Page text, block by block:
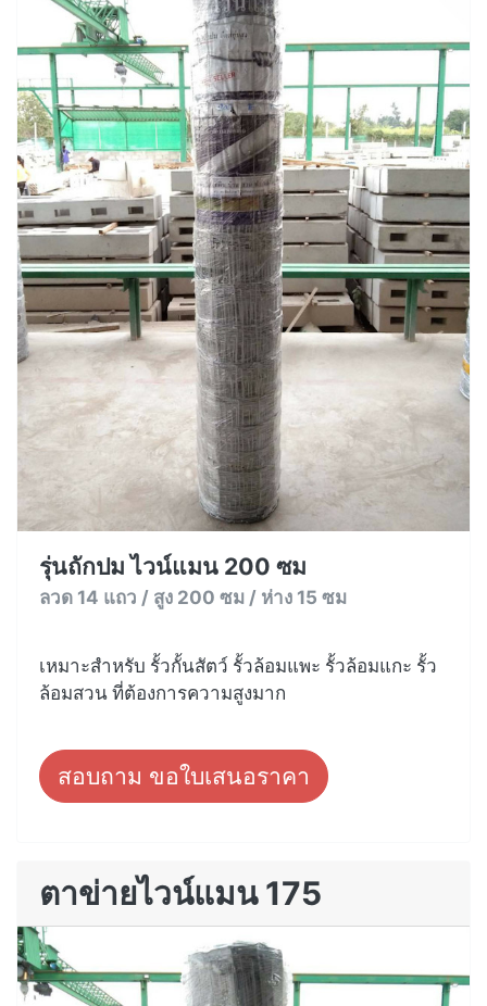
รุ่นถักปม ไวน์แมน 200 ซม
ลวด 14 แถว / สูง 200 ซม / ห่าง 15 ซม
เหมาะสำหรับ รั้วกั้นสัตว์ รั้วล้อมแพะ รั้วล้อมแกะ รั้ว
ล้อมสวน ที่ต้องการความสูงมาก
สอบถาม ขอใบเสนอราคา
ตาข่ายไวน์แมน 175